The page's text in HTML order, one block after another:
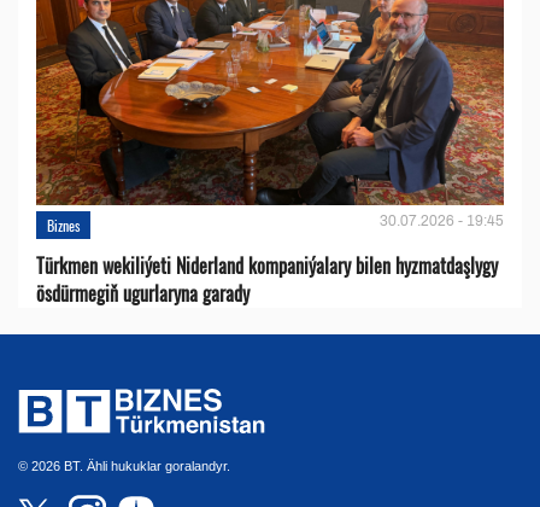
Biznes 30.07.2026 - 19:45
Türkmen wekiliýeti Niderland kompaniýalary bilen hyzmatdaşlygy
ösdürmegiň ugurlaryna garady
© 2026 BT. Ähli hukuklar goralandyr.